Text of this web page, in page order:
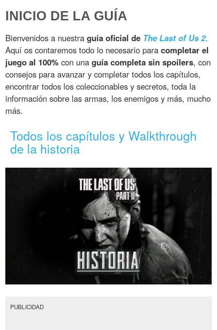
INICIO DE LA GUÍA
Bienvenidos a nuestraguía oficial de The Last of Us 2.
Aquí os contaremos todo lo necesario paracompletar el
juego al 100% con unaguía completa sin spoilers, con
consejos para avanzar y completar todos los capítulos,
encontrar todos los coleccionables y secretos, toda la
información sobre las armas, los enemigos y más, mucho
más.
Todos los capítulos y Walkthrough
de la historia
PUBLICIDAD